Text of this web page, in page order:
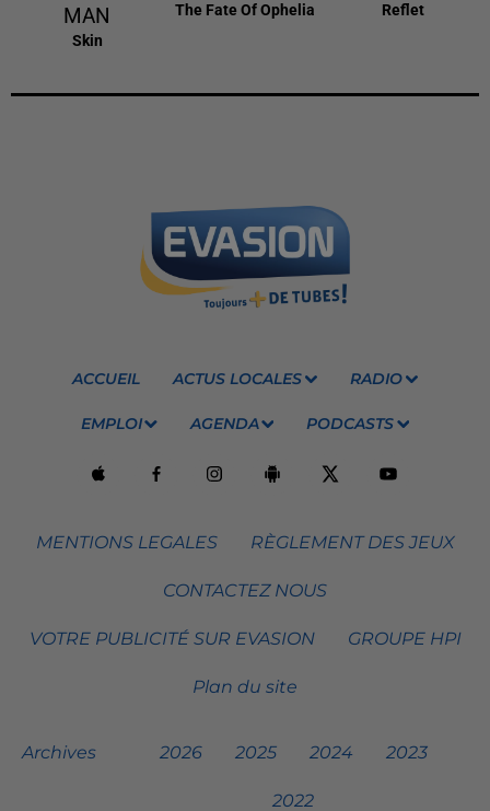
MAN
Skin
The Fate Of Ophelia Reflet
ACCUEIL ACTUS LOCALES RADIO
EMPLOI AGENDA PODCASTS
MENTIONS LEGALES RÈGLEMENT DES JEUX
CONTACTEZ NOUS
VOTRE PUBLICITÉ SUR EVASION GROUPE HPI
Plan du site
Archives 2026 2025 2024 2023
2022